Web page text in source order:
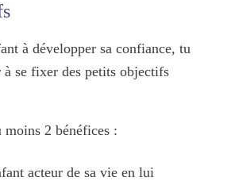
à développer sa confiance, tu
à se fixer des petits objectifs
moins 2 bénéfices :
acteur de sa vie en lui